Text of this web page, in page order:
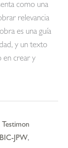
como una
relevancia
es una guía
y un texto
en crear y
Testimon
BIC-JPW,